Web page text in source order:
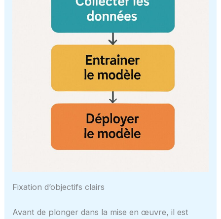
Fixation d’objectifs clairs
Avant de plonger dans la mise en œuvre, il est